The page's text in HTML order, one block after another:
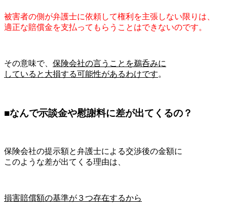
被害者の側が弁護士に依頼して権利を主張しない限りは、
適正な賠償金を支払ってもらうことはできないのです。
その意味で、 保険会社の言うことを鵜呑みに
していると大損する可能性があるわけです。
■なんで示談金や慰謝料に差が出てくるの？
保険会社の提示額と弁護士による交渉後の金額に
このような差が出てくる理由は、
損害賠償額の基準が３つ存在するから